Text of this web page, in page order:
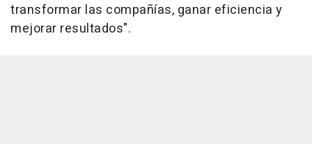
transformar las compañías, ganar eficiencia y
mejorar resultados".